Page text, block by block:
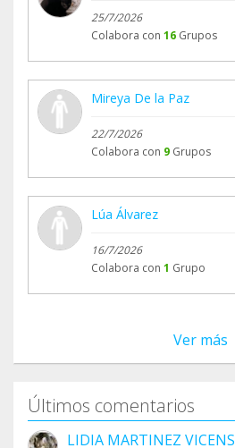
25/7/2026
Colabora con 16 Grupos
Mireya De la Paz
22/7/2026
Colabora con 9 Grupos
Lúa Álvarez
16/7/2026
Colabora con 1 Grupo
Ver más
Últimos comentarios
LIDIA MARTINEZ VICENS